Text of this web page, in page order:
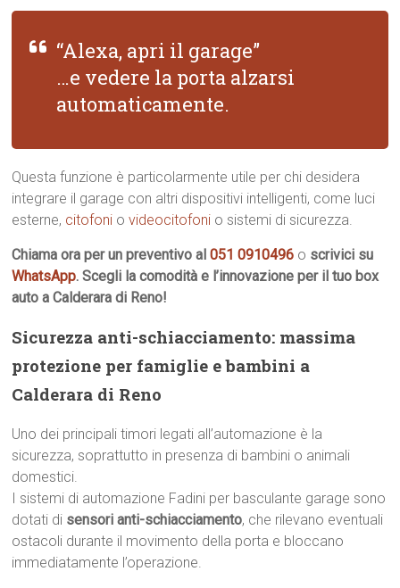
“Alexa, apri il garage”
…e vedere la porta alzarsi
automaticamente.
Questa funzione è particolarmente utile per chi desidera
integrare il garage con altri dispositivi intelligenti, come luci
esterne, citofoni ovideocitofoni o sistemi di sicurezza.
Chiama ora per un preventivo al051 0910496 o scrivici su
WhatsApp. Scegli la comodità e l’innovazione per il tuo box
auto a Calderara di Reno!
Sicurezza anti-schiacciamento: massima
protezione per famiglie e bambini a
Calderara di Reno
Uno dei principali timori legati all’automazione è la
sicurezza, soprattutto in presenza di bambini o animali
domestici.
I sistemi di automazione Fadini per basculante garage sono
dotati di sensori anti-schiacciamento, che rilevano eventuali
ostacoli durante il movimento della porta e bloccano
immediatamente l’operazione.